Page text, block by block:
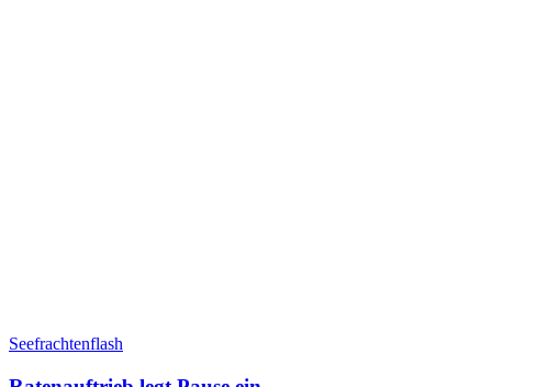
Seefrachtenflash